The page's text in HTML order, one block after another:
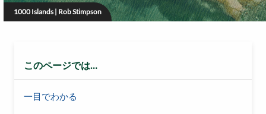
1000 Islands | Rob Stimpson
このページでは…
一目でわかる